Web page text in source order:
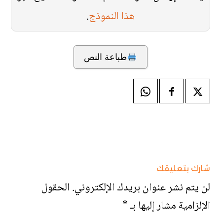
هذا النموذج.
طباعة النص
شارك بتعليقك
لن يتم نشر عنوان بريدك الإلكتروني.الحقول
الإلزامية مشار إليها بـ*